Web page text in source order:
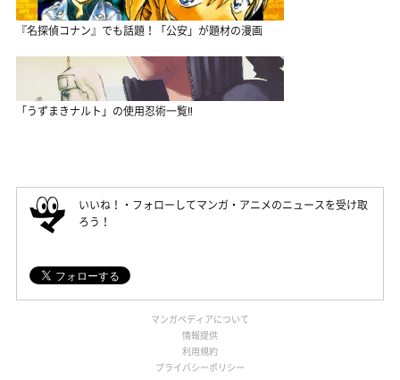
『名探偵コナン』でも話題！「公安」が題材の漫画
「うずまきナルト」の使用忍術一覧‼
いいね！・フォローしてマンガ・アニメのニュースを受け取
ろう！
マンガペディアについて
情報提供
利用規約
プライバシーポリシー